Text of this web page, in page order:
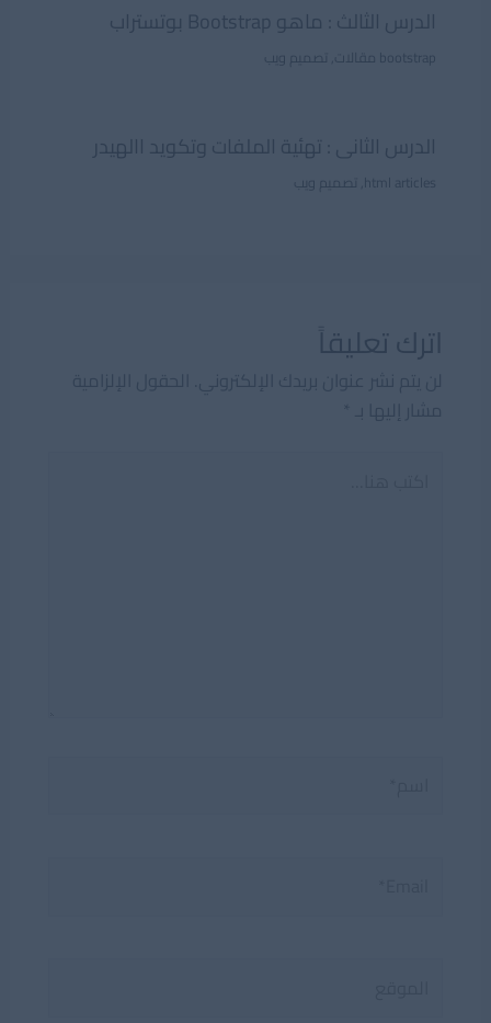
الدرس الثالث : ماهو Bootstrap بوتستراب
bootstrap مقالات تصميم ويب
الدرس الثانى : تهئية الملفات وتكويد االهيدر
html articles تصميم ويب
اترك تعليقاً